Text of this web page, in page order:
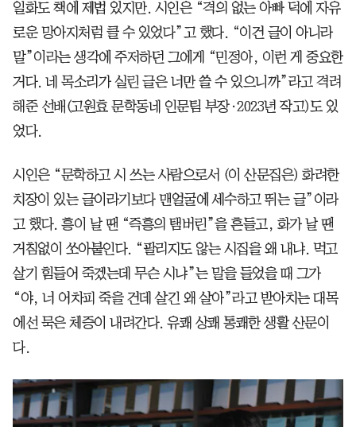
일화도 책에 제법 있지만. 시인은 “격의 없는 아빠 덕에 자유
로운 망아지처럼 클 수 있었다”고 했다. “이건 글이 아니라
말”이라는 생각에 주저하던 그에게 “민정아, 이런 게 중요한
거다. 네 목소리가 실린 글은 너만 쓸 수 있으니까”라고 격려
해준 선배(고원효 문학동네 인문팀 부장·2023년 작고)도 있
었다.
시인은 “문학하고 시 쓰는 사람으로서 (이 산문집은) 화려한
치장이 있는 글이라기보다 맨얼굴에 세수하고 뛰는 글”이라
고 했다. 흥이 날 땐 “즉흥의 탬버린”을 흔들고, 화가 날 땐
거침없이 쏘아붙인다. “팔리지도 않는 시집을 왜 내냐. 먹고
살기 힘들어 죽겠는데 무슨 시냐”는 말을 들었을 때 그가
“야, 너 어차피 죽을 건데 살긴 왜 살아”라고 받아치는 대목
에선 묵은 체증이 내려간다. 유쾌 상쾌 통쾌한 생활 산문이
다.